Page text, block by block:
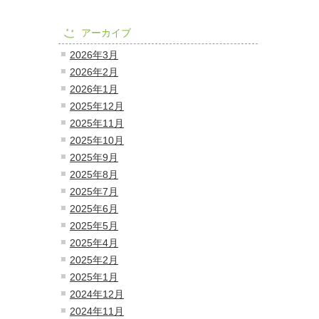
アーカイブ
2026年3月
2026年2月
2026年1月
2025年12月
2025年11月
2025年10月
2025年9月
2025年8月
2025年7月
2025年6月
2025年5月
2025年4月
2025年2月
2025年1月
2024年12月
2024年11月